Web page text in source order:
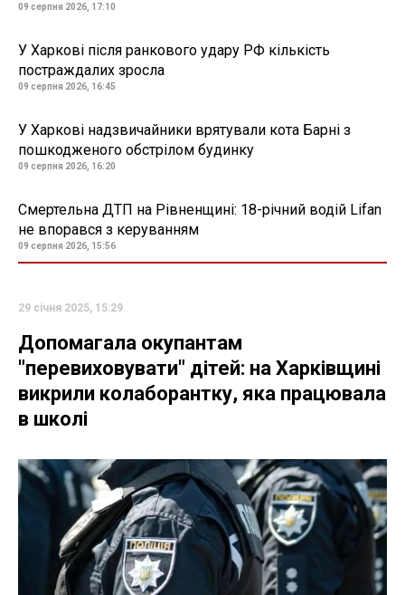
09 серпня 2026, 17:10
У Харкові після ранкового удару РФ кількість
постраждалих зросла
09 серпня 2026, 16:45
У Харкові надзвичайники врятували кота Барні з
пошкодженого обстрілом будинку
09 серпня 2026, 16:20
Смертельна ДТП на Рівненщині: 18-річний водій Lifan
не впорався з керуванням
09 серпня 2026, 15:56
29 січня 2025, 15:29
Допомагала окупантам
"перевиховувати" дітей: на Харківщині
викрили колаборантку, яка працювала
в школі